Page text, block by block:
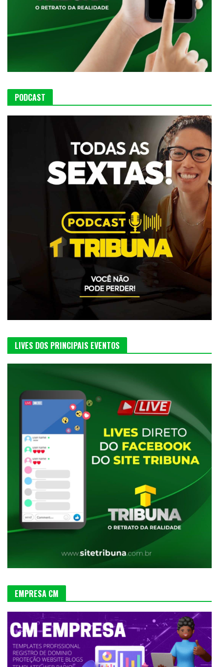
PODCAST
LIVES DOS PRINCIPAIS EVENTOS
EMPRESA CM